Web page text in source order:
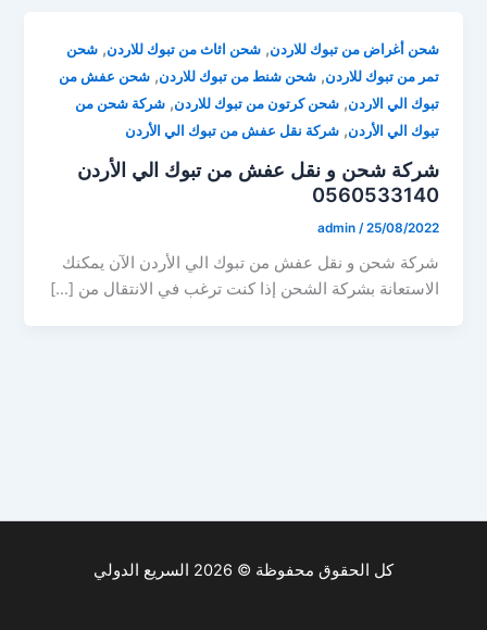
شحن أغراض من تبوك للاردن,شحن اثاث من تبوك للاردن,شحن
تمر من تبوك للاردن,شحن شنط من تبوك للاردن,شحن عفش من
تبوك الي الاردن,شحن كرتون من تبوك للاردن,شركة شحن من
تبوك الي الأردن,شركة نقل عفش من تبوك الي الأردن
شركة شحن و نقل عفش من تبوك الي الأردن
0560533140
admin /25/08/2022
شركة شحن و نقل عفش من تبوك الي الأردن الآن يمكنك
الاستعانة بشركة الشحن إذا كنت ترغب في الانتقال من […]
كل الحقوق محفوظة © 2026 السريع الدولي